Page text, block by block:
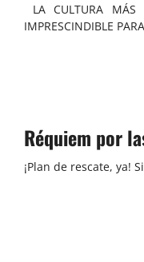
LA CULTURA
IMPRESCINDIBLE
Réquiem por
¡Plan de rescate, ya!